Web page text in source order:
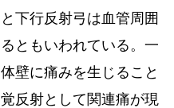
下行反射弓は血管周囲
ともいわれている。 一
壁に痛みを生じること
反射として関連痛が現